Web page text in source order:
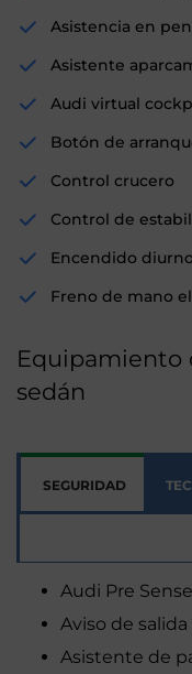
Asistencia en
Asistente
Audi virtual
Botón de
Control crucero
Control de
Encendido
Freno de mano
Equipamiento
sedán
SEGURIDAD
Audi Pre
Aviso de
Asistente de